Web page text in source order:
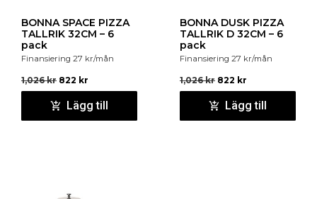
BONNA SPACE PIZZA
TALLRIK 32CM – 6
pack
Finansiering 27 kr/mån
1,026kr 822 kr
Lägg till
BONNA DUSK PIZZA
TALLRIK D 32CM – 6
pack
Finansiering 27 kr/mån
1,026kr 822 kr
Lägg till